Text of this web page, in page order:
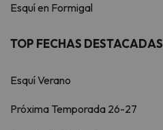
Esquí en Formigal
TOP FECHAS DESTACADAS
Esquí Verano
Próxima Temporada 26-27